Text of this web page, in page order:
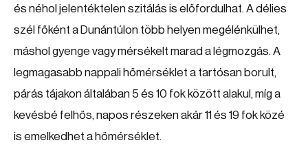
és néhol jelentéktelen szitálás is előfordulhat. A délies
szél főként a Dunántúlon több helyen megélénkülhet,
máshol gyenge vagy mérsékelt marad a légmozgás. A
legmagasabb nappali hőmérséklet a tartósan borult,
párás tájakon általában 5 és 10 fok között alakul, míg a
kevésbé felhős, napos részeken akár 11 és 19 fok közé
is emelkedhet a hőmérséklet.